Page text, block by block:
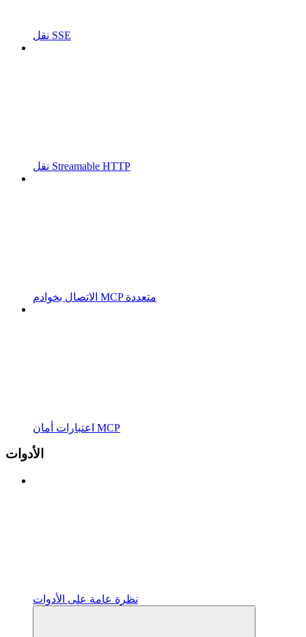
نقل SSE
نقل Streamable HTTP
الاتصال بخوادم MCP متعددة
اعتبارات أمان MCP
الأدوات
نظرة عامة على الأدوات